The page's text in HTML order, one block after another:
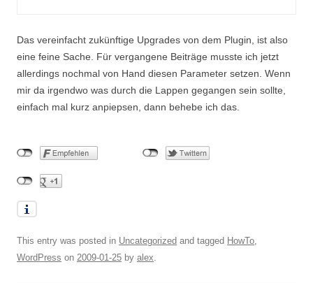
Das vereinfacht zukünftige Upgrades von dem Plugin, ist also
eine feine Sache. Für vergangene Beiträge musste ich jetzt
allerdings nochmal von Hand diesen Parameter setzen. Wenn
mir da irgendwo was durch die Lappen gegangen sein sollte,
einfach mal kurz anpiepsen, dann behebe ich das.
This entry was posted in Uncategorized and tagged HowTo,
WordPress on 2009-01-25 by alex.